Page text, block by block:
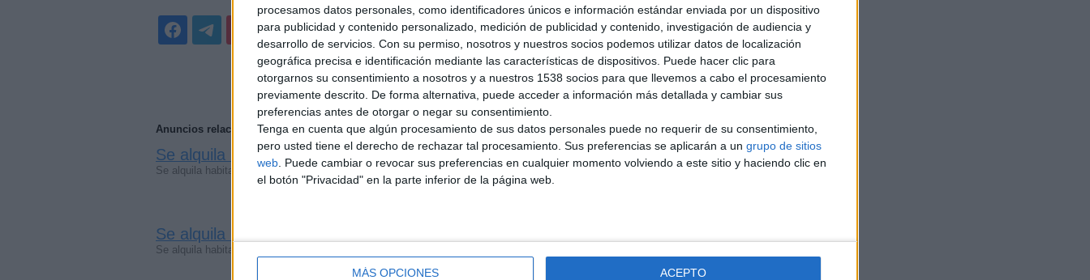
procesamos datos personales, como identificadores únicos e información estándar enviada por un dispositivo
para publicidad y contenido personalizado, medición de publicidad y contenido, investigación de audiencia y
desarrollo de servicios. Con su permiso, nosotros y nuestros socios podemos utilizar datos de localización
geográfica precisa e identificación mediante las características de dispositivos. Puede hacer clic para
otorgarnos su consentimiento a nosotros y a nuestros 1538 socios para que llevemos a cabo el procesamiento
previamente descrito. De forma alternativa, puede acceder a información más detallada y cambiar sus
preferencias antes de otorgar o negar su consentimiento.
Tenga en cuenta que algún procesamiento de sus datos personales puede no requerir de su consentimiento,
pero usted tiene el derecho de rechazar tal procesamiento. Sus preferencias se aplicarán a un grupo de sitios
web . Puede cambiar o revocar sus preferencias en cualquier momento volviendo a este sitio y haciendo clic en
el botón "Privacidad" en la parte inferior de la página web.
MÁS OPCIONES ACEPTO
Reportar el anuncio
Anuncios relacionados
Se alquila habitación individual en nervión (Sevilla)
Se alquila habitación a chica en piso compartido en Nervión. Al lado de Nervión Plaza y boca de…
Se alquila habitación en el centro
Se alquila habitación INDIVIDUAL en el centro de Sevilla (Alameda de Hércules) a chica limpia y…